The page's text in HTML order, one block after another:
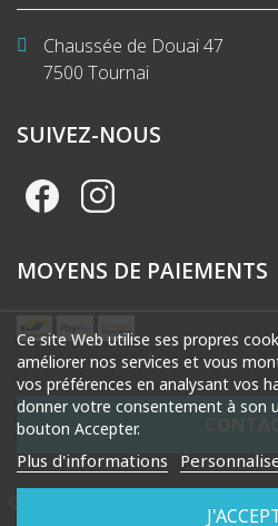
Chaussée de Douai 47
7500 Tournai
Ce site Web utilise ses propres
améliorer nos services et vous
vos préférences en analysant vos
donner votre consentement à son
bouton Accepter.
Plus d'informations
SUIVEZ-NOUS
MOYENS DE PAIEMENTS